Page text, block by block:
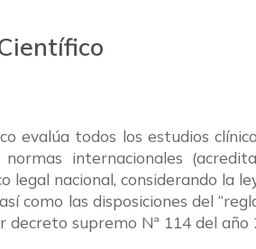
evalúa todos los estudios
internacionales
legal nacional, considerando la
como las disposiciones del
decreto supremo Nª 114 del año